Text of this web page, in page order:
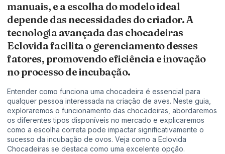
manuais, e a escolha do modelo ideal
depende das necessidades do criador. A
tecnologia avançada das chocadeiras
Eclovida facilita o gerenciamento desses
fatores, promovendo eficiência e inovação
no processo de incubação.
Entender como funciona uma chocadeira é essencial para
qualquer pessoa interessada na criação de aves. Neste guia,
exploraremos o funcionamento das chocadeiras, abordaremos
os diferentes tipos disponíveis no mercado e explicaremos
como a escolha correta pode impactar significativamente o
sucesso da incubação de ovos. Veja como a Eclovida
Chocadeiras se destaca como uma excelente opção.